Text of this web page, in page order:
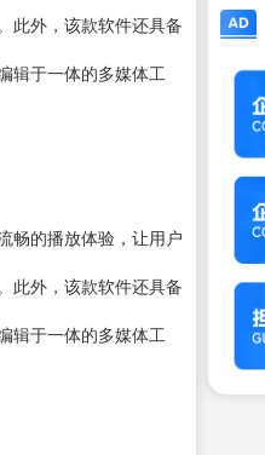
此外，该款软件还具备
辑于一体的多媒体工
畅的播放体验，让用户
此外，该款软件还具备
辑于一体的多媒体工